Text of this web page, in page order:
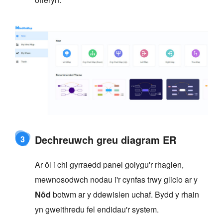
3 Dechreuwch greu diagram ER
Ar ôl i chi gyrraedd panel golygu'r rhaglen,
mewnosodwch nodau i'r cynfas trwy glicio ar y
Nôd botwm ar y ddewislen uchaf. Bydd y rhain
yn gweithredu fel endidau'r system.